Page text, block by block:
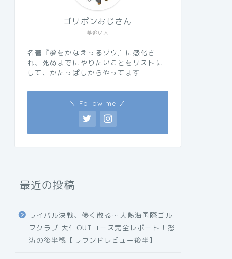
夢追い人
ゴリポンおじさん
名著『夢をかなえっるゾウ』に感化さ
れ、死ぬまでにやりたいことをリストに
して、かたっぱしからやってます
＼ Follow me ／
最近の投稿
ライバル決戦、儚く散る…大熱海国際ゴル
フクラブ 大仁OUTコース完全レポート！怒
涛の後半戦【ラウンドレビュー後半】